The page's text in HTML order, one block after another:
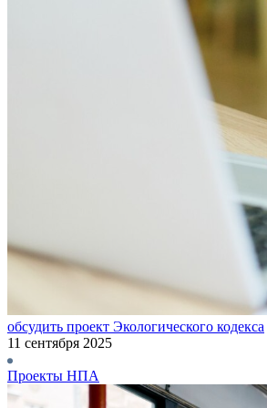
обсудить проект Экологического кодекса
11 сентября 2025
Проекты НПА